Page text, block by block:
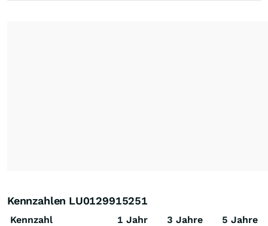
Kennzahlen LU0129915251
Kennzahl 1 Jahr 3 Jahre
5 Jahre